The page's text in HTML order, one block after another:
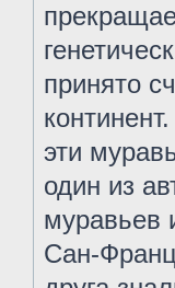
принято
эти
один из
муравьев
Сан-